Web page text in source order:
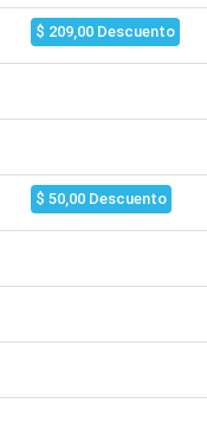
$ 209,00 Descuento
$ 50,00 Descuento